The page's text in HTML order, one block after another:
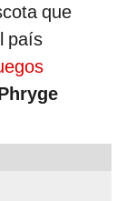
que
país